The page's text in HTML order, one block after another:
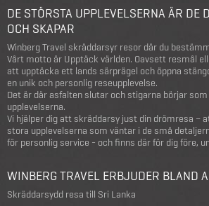
DE STÖRSTA UPPLEVELSERNA ÄR DE
OCH SKAPAR
Winberg Travel skräddarsyr resor där du
Vårt motto är Upptäck världen. Oavsett resmål
att upptäcka ett lands särprägel och öppna
en unik och personlig reseupplevelse.
Det är där asfalten slutar och stigarna börjar
upplevelserna.
Vi hjälper dig att skräddarsy just din drömresa –
stora upplevelserna som väntar i de små
för personlig service - och finns där för dig före,
WINBERG TRAVEL ERBJUDER BLAND
Skräddarsydd resa till Sri Lanka